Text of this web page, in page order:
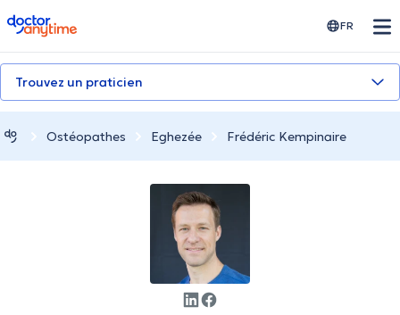
doctoranytime FR
Trouvez un praticien
Ostéopathes Eghezée Frédéric Kempinaire